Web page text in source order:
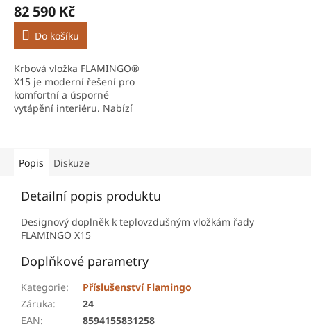
82 590 Kč
Do košíku
Krbová vložka FLAMINGO®
X15 je moderní řešení pro
komfortní a úsporné
vytápění interiéru. Nabízí
a...
Popis Diskuze
Detailní popis produktu
Designový doplněk k teplovzdušným vložkám řady
FLAMINGO X15
Doplňkové parametry
Kategorie:
Příslušenství Flamingo
Záruka:
24
EAN:
8594155831258